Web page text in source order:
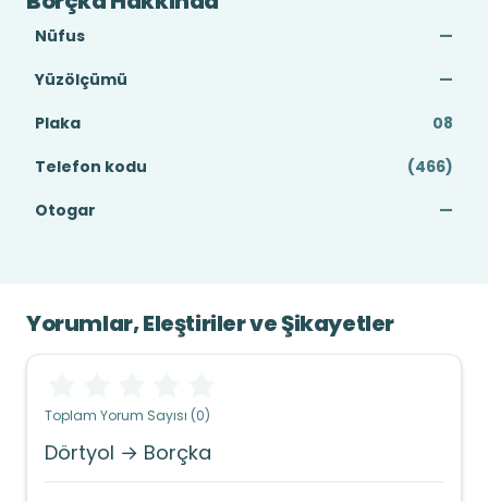
Nüfus
—
Yüzölçümü
—
Plaka
08
Telefon kodu
(466)
Otogar
—
Yorumlar, Eleştiriler ve Şikayetler
Toplam Yorum Sayısı (0)
Dörtyol → Borçka